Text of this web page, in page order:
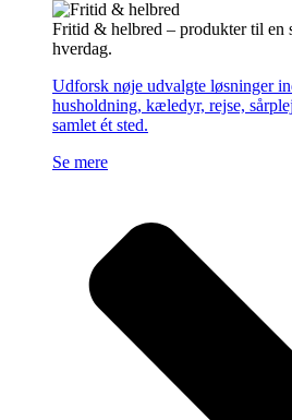
Fritid & helbred – produkter til en
hverdag.
Udforsk nøje udvalgte løsninger
husholdning, kæledyr, rejse,
samlet ét sted.
Se mere